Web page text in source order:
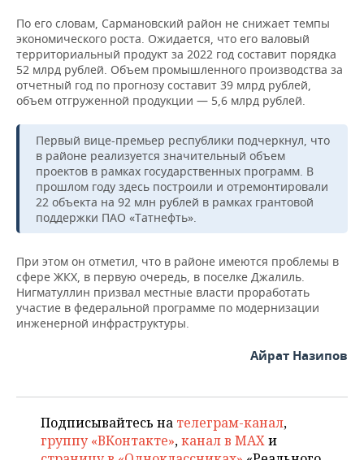
ТОРГОВЫЕ ЦЕНТРЫ
ТАТАРСТАНА
ИНВЕСТИЦИИ
МАШИНОСТРОЕНИЕ
НЕФТЕХИМИЯ
НЕФТЬ
ОПК
ЭНЕРГЕТИКА
НОВОСТИ БИЗНЕСА
РОЗНИЧНАЯ ТОРГОВЛЯ
ТРАНСПОРТ
УСЛУГИ
ТЕХНОЛОГИИ
НОВОСТИ ТЕХНОЛОГИЙ
IT
МЕДИА
ТЕЛЕКОММУНИКАЦИИ
МЕРОПРИЯТИЯ
НОВОСТИ МЕРОПРИЯТИЙ
ВЫЕЗДНАЯ РЕДАКЦИЯ
БИЗНЕС-БРАНЧИ
ONLINE-КОНФЕРЕНЦИИ
ОТКРЫТАЯ ЛЕКЦИЯ
СПОРТ
НОВОСТИ СПОРТА
ФУТБОЛ
ХОККЕЙ
БАСКЕТБОЛ
ВОЛЕЙБОЛ
ВОДНЫЕ ВИДЫ СПОРТА
ОБЩЕСТВО
НОВОСТИ ОБЩЕСТВА
ВЛАСТЬ
ИНФРАСТРУКТУРА
ИСТОРИЯ
ОБРАЗОВАНИЕ
ФОТОГАЛЕРЕЯ
СЮЖЕТЫ
СПРАВОЧНИК
СПИСОК ПЕРСОН
ПОЛНАЯ ВЕРСИЯ
По его словам, Сармановский район не снижает темпы
экономического роста. Ожидается, что его валовый
территориальный продукт за 2022 год составит порядка
52 млрд рублей. Объем промышленного производства за
отчетный год по прогнозу составит 39 млрд рублей,
объем отгруженной продукции — 5,6 млрд рублей.
Первый вице-премьер республики подчеркнул, что
в районе реализуется значительный объем
проектов в рамках государственных программ. В
прошлом году здесь построили и отремонтировали
22 объекта на 92 млн рублей в рамках грантовой
поддержки ПАО «Татнефть».
При этом он отметил, что в районе имеются проблемы в
сфере ЖКХ, в первую очередь, в поселке Джалиль.
Нигматуллин призвал местные власти проработать
участие в федеральной программе по модернизации
инженерной инфраструктуры.
Айрат Назипов
Подписывайтесь на телеграм-канал,
группу «ВКонтакте»,канал в MAXи